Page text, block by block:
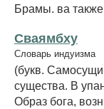
Брамы. ва
Сваямбху
Словарь индуизма
(букв.
существа. В
Образ бога,